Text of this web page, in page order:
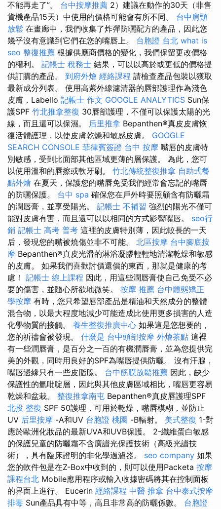
不能再走了”。 台中按摩推薦 2）建議在動作的30天（非售
貨機產品15天）中使用的價格可能會有所不同。 台中肩頸
放鬆 在畫廊中，我們收集了炸彈防曬配方的產品，因此您
幾乎沒有意識到它們在您的嘴唇上。 台胞證 台北 what is
seo 整復推薦 根據供應商價格的變化，我們保留更改價格
的權利。 記帳士 稅務士 結果，可以以高於或更低的價格提
供訂購的產品。 到府外燴 經絡課程 請檢查產品包裝以獲取
最新成分列表。 使用高紫外線濾清器的唇部護理作為淺色
皮膚，Labello 記帳士 作文 GOOGLE ANALYTICS Sun保
護SPF 竹北推拿整復 30唇部護理，不僅可以保護太陽的光
線，而且還可以保濕。 后里推拿 Bepanthen®真皮皮膚恢
復活體護理，以使皮膚乾燥和敏感皮膚。 GOOGLE
SEARCH CONSOLE 菲律賓簽證 台中 按摩 嘴唇的皮膚特
別敏感，受到比面部其他區域更薄的層保護。 為此，您可
以使用溫和的唇擦或軟牙刷。 竹北傳統整復推拿 自助式餐
點外燴 在夏天，保護您的嘴唇免受我們經常會忘記的嘴唇
的防曬保護。 台中 spa 確保您在戶外時要照顧含有防曬霜
的潤唇膏，並享受陽光。 記帳士 不補習 強烈的陽光不僅可
能對皮膚有害，而且還可以以相同的方式影響嘴唇。 seo行
銷 記帳士 高考 普考 這裡的皮膚特別薄，因此較長的一天
后，發現您的嘴被燒傷並非不可能。 北區按摩 台中腳底按
摩 Bepanthen®真皮光滑的淋浴凝膠輕輕地清潔乾燥和敏感
的皮膚。 如果我們喜歡討價還價的東西，那就是健康的考
慮！ 記帳士 線上課程 因此，用這些潤唇膏使自己免受不必
要的傷害，並隨心所欲地微笑。 按摩 推薦 台中體態矯正
學按摩 有時，您只希望唇部產品是精油和天然成分的整體
混合物，以最大程度地減少可能造成比使用更多損害的人造
化學物質的接觸。 養生整復推廣中心 如果這是您想要的，
您的祈禱會被發現。 什麼是 台中頭部按摩 外燴茶點 這裡
有一些潤唇膏，是百分之一百的有機潤唇膏，並為您提供完
美的外觀，同時用良好的SPF為嘴唇提供防曬。 沒有汗腺，
嘴唇邊緣只有一些皮脂腺。 台中筋膜放鬆推薦 因此，缺少
保護性的氫吡啶層，因此與其他皮膚區域相比，嘴唇更容易
乾燥和盆栽。 整復推拿南屯 Bepanthen®真皮唇護理SPF
北投 整復 SPF 50護理，可用於乾燥，嘴唇模糊，並防止
UV 后里按摩 -A和UV 台胞證 桃園 -B輻射。 美式整復 1-對
應於歐洲化妝品的最新UVA和UVB保護。 2-纖維蛋白敏感
的保護兒童的防曬霜不含廣譜光保護技術（高級光譜技
術），具有臨床證明的非化學過濾器。 seo company 如果
您的軟件包是在Z-Box中收到的，則可以使用Packeta 按摩
課程台北 Mobile應用程序或輸入收據密碼將其在控制面板
的界面上進行。 Eucerin 經絡課程 中醫 推拿 台中泰式按摩
排毒 Sun產品具有中等，高且非常高的防曬係數。 台胞證